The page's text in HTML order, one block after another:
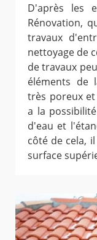
D'après les
Rénovation,
travaux
nettoyage de
de travaux
éléments de
très poreux et
a la
d'eau et
côté de cela,
surface